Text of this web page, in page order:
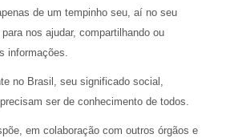
de um tempinho seu, aí no seu
nos ajudar, compartilhando ou
informações.
no Brasil, seu significado social,
ser de conhecimento de todos.
em colaboração com outros órgãos e